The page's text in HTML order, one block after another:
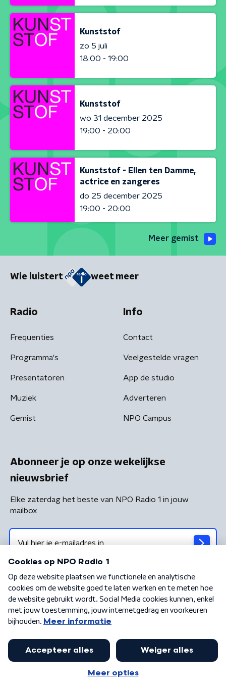
Kunststof
zo 5 juli
18:00 - 19:00
Kunststof
wo 31 december 2025
19:00 - 20:00
Kunststof - Ellen ten Damme,
actrice en zangeres
do 25 december 2025
19:00 - 20:00
Meer gemist
Wie luistert weet meer
Radio
Frequenties
Programma's
Presentatoren
Muziek
Gemist
Info
Contact
Veelgestelde vragen
App de studio
Adverteren
NPO Campus
Abonneer je op onze wekelijkse
nieuwsbrief
Elke zaterdag het beste van NPO Radio 1 in jouw
mailbox
Algemene voorwaarden